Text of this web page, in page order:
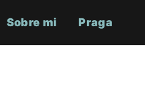
Sobre mi Praga